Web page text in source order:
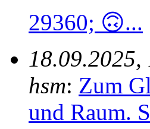
29360; 🙃...
hsm: Zum
und Raum.